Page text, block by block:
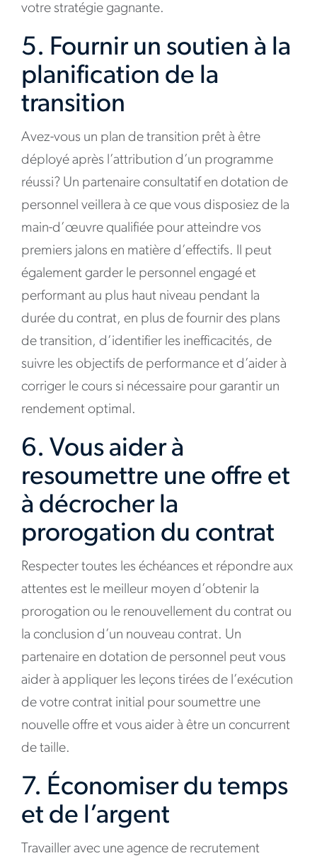
votre stratégie gagnante.
5. Fournir un soutien à la
planification de la
transition
Avez-vous un plan de transition prêt à être
déployé après l’attribution d’un programme
réussi? Un partenaire consultatif en dotation de
personnel veillera à ce que vous disposiez de la
main-d’œuvre qualifiée pour atteindre vos
premiers jalons en matière d’effectifs. Il peut
également garder le personnel engagé et
performant au plus haut niveau pendant la
durée du contrat, en plus de fournir des plans
de transition, d’identifier les inefficacités, de
suivre les objectifs de performance et d’aider à
corriger le cours si nécessaire pour garantir un
rendement optimal.
6. Vous aider à
resoumettre une offre et
à décrocher la
prorogation du contrat
Respecter toutes les échéances et répondre aux
attentes est le meilleur moyen d’obtenir la
prorogation ou le renouvellement du contrat ou
la conclusion d’un nouveau contrat. Un
partenaire en dotation de personnel peut vous
aider à appliquer les leçons tirées de l’exécution
de votre contrat initial pour soumettre une
nouvelle offre et vous aider à être un concurrent
de taille.
7. Économiser du temps
et de l’argent
Travailler avec une agence de recrutement